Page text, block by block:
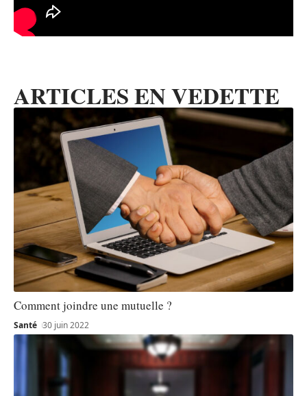
ARTICLES EN VEDETTE
Comment joindre une mutuelle ?
Santé 30 juin 2022